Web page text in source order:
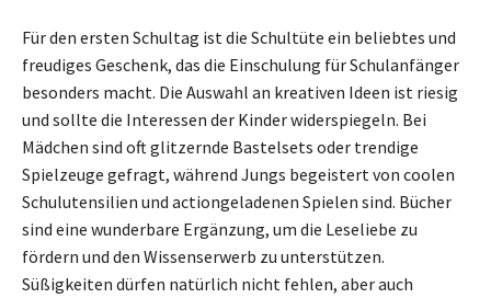
Für den ersten Schultag ist die Schultüte ein beliebtes und
freudiges Geschenk, das die Einschulung für Schulanfänger
besonders macht. Die Auswahl an kreativen Ideen ist riesig
und sollte die Interessen der Kinder widerspiegeln. Bei
Mädchen sind oft glitzernde Bastelsets oder trendige
Spielzeuge gefragt, während Jungs begeistert von coolen
Schulutensilien und actiongeladenen Spielen sind. Bücher
sind eine wunderbare Ergänzung, um die Leseliebe zu
fördern und den Wissenserwerb zu unterstützen.
Süßigkeiten dürfen natürlich nicht fehlen, aber auch